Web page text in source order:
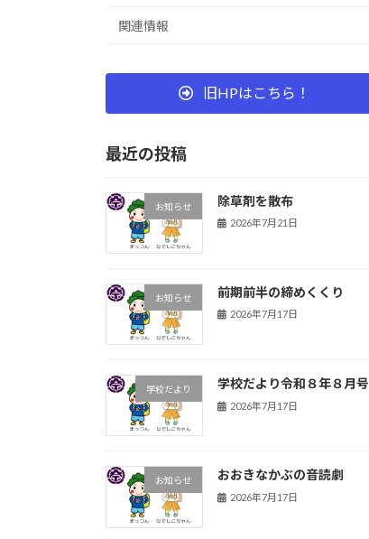
関連情報
旧HPはこちら！
最近の投稿
お知らせ 除草剤を散布
2026年7月21日
お知らせ 前期前半の締めくくり
2026年7月17日
学校だより 学校だより令和８年８月号
2026年7月17日
お知らせ おおきなかぶの音読劇
2026年7月17日